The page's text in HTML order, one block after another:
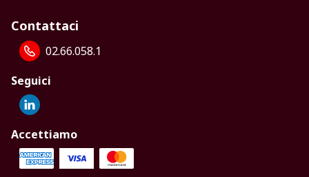
Contattaci
02.66.058.1
Seguici
Accettiamo